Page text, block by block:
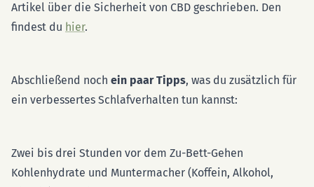
Artikel über die Sicherheit von CBD geschrieben. Den
findest du hier.
Abschließend noch ein paar Tipps, was du zusätzlich für
ein verbessertes Schlafverhalten tun kannst:
Zwei bis drei Stunden vor dem Zu-Bett-Gehen
Kohlenhydrate und Muntermacher (Koffein, Alkohol,